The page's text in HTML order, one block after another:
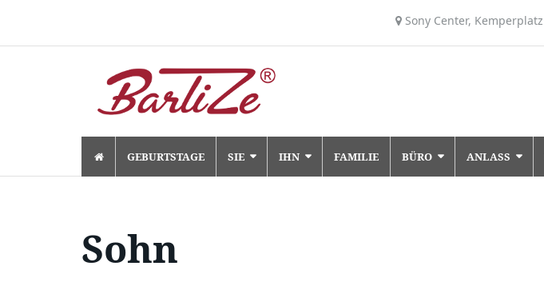
Sony Center,
content
GEBURTSTAGE SIE IHN FAMILIE BÜRO ANLASS
Sohn